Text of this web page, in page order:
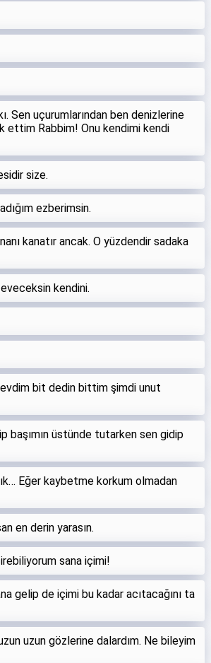
Sen uçurumlarından ben denizlerine
ettim Rabbim! Onu kendimi kendi
size.
ezberimsin.
kanatır ancak. O yüzdendir sadaka
kendini.
bit dedin bittim şimdi unut
başımın üstünde tutarken sen gidip
Eğer kaybetme korkum olmadan
en derin yarasın.
sana içimi!
gelip de içimi bu kadar acıtacağını ta
uzun gözlerine dalardım. Ne bileyim